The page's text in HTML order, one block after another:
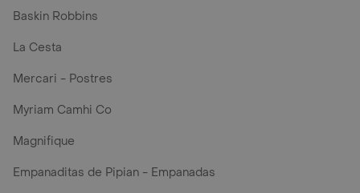
Baskin Robbins
La Cesta
Mercari - Postres
Myriam Camhi Co
Magnifique
Empanaditas de Pipian - Empanadas